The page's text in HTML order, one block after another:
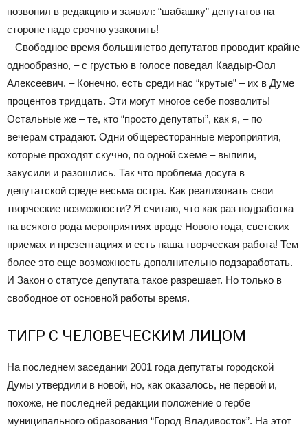
позвонил в редакцию и заявил: “шабашку” депутатов на
стороне надо срочно узаконить!
– Свободное время большинство депутатов проводит крайне
однообразно, – с грустью в голосе поведал Каадыр-Оол
Алексеевич. – Конечно, есть среди нас “крутые” – их в Думе
процентов тридцать. Эти могут многое себе позволить!
Остальные же – те, кто “просто депутаты”, как я, – по
вечерам страдают. Одни общересторанные мероприятия,
которые проходят скучно, по одной схеме – выпили,
закусили и разошлись. Так что проблема досуга в
депутатской среде весьма остра. Как реализовать свои
творческие возможности? Я считаю, что как раз подработка
на всякого рода мероприятиях вроде Нового года, светских
приемах и презентациях и есть наша творческая работа! Тем
более это еще возможность дополнительно подзаработать.
И Закон о статусе депутата такое разрешает. Но только в
свободное от основной работы время.
ТИГР С ЧЕЛОВЕЧЕСКИМ ЛИЦОМ
На последнем заседании 2001 года депутаты городской
Думы утвердили в новой, но, как оказалось, не первой и,
похоже, не последней редакции положение о гербе
муниципального образования “Город Владивосток”. На этот